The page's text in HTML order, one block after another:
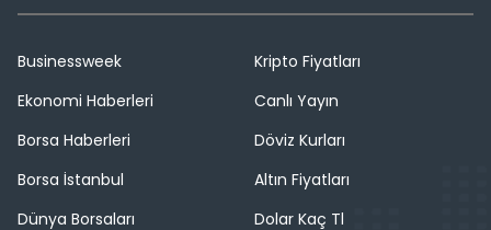
Businessweek
Ekonomi Haberleri
Borsa Haberleri
Borsa İstanbul
Dünya Borsaları
Kripto Fiyatları
Canlı Yayın
Döviz Kurları
Altın Fiyatları
Dolar Kaç Tl